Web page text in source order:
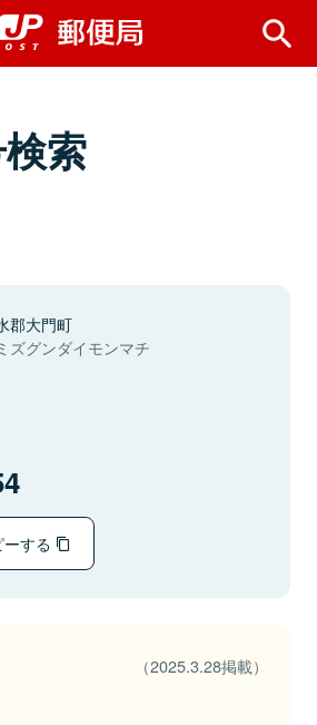
索
郡大門町
ズグンダイモンマチ
する
（2025.3.28掲載）